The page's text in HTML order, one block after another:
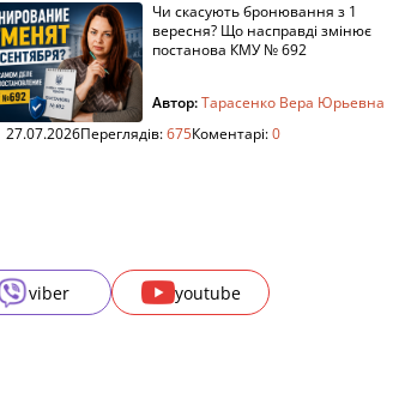
Чи скасують бронювання з 1
вересня? Що насправді змінює
постанова КМУ № 692
Автор:Тарасенко Вера Юрьевна
27.07.2026Переглядів:675Коментарі:0
viber youtube